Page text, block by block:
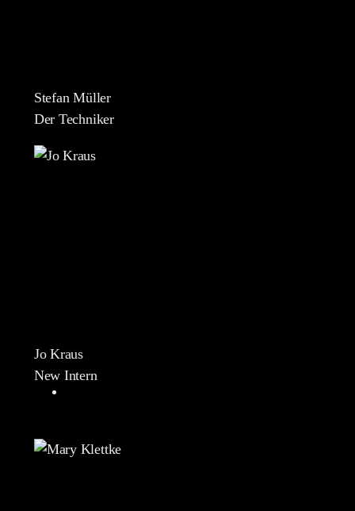
Stefan Müller
Der Techniker
Jo Kraus
New Intern